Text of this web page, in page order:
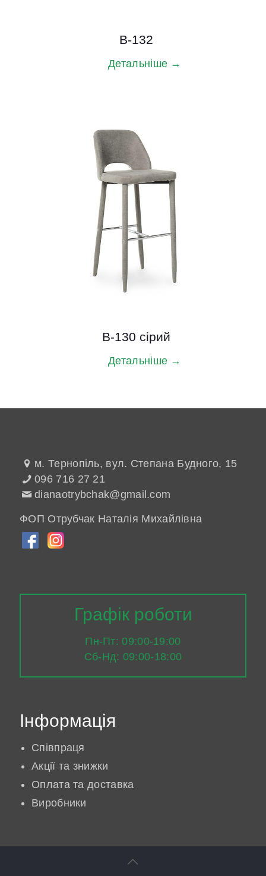
B-132
Детальніше →
B-130 сірий
Детальніше →
м. Тернопіль, вул. Степана Будного, 15
096 716 27 21
dianaotrybchak@gmail.com
ФОП Отрубчак Наталія Михайлівна
Графік роботи
Пн-Пт: 09:00-19:00
Сб-Нд: 09:00-18:00
Інформація
Співпраця
Акції та знижки
Оплата та доставка
Виробники